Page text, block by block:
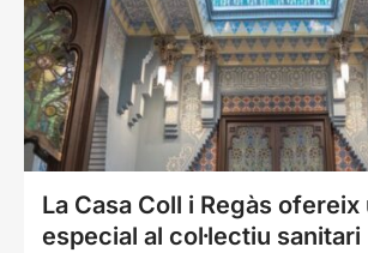
La Casa Coll i Regàs
especial al col·lectiu sanitari